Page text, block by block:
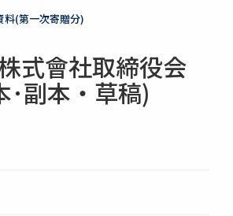
料(第一次寄贈分)
式會社取締役会
･副本・草稿)